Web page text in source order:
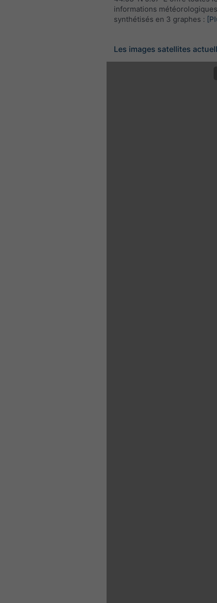
informations météorologiques
synthétisés en 3 graphes :
Les images satellites